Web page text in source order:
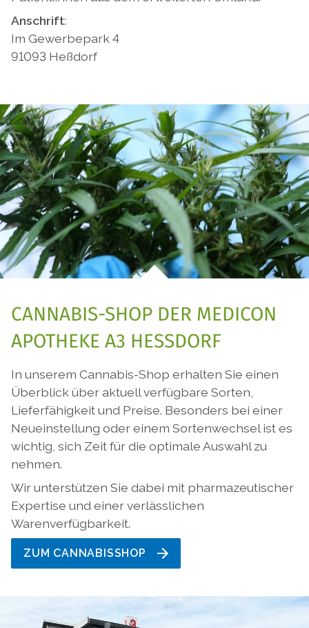
Anschrift:
Im Gewerbepark 4
91093 Heßdorf
CANNABIS-SHOP DER MEDICON
APOTHEKE A3 HESSDORF
In unserem Cannabis-Shop erhalten Sie einen
Überblick über aktuell verfügbare Sorten,
Lieferfähigkeit und Preise. Besonders bei einer
Neueinstellung oder einem Sortenwechsel ist es
wichtig, sich Zeit für die optimale Auswahl zu
nehmen.
Wir unterstützen Sie dabei mit pharmazeutischer
Expertise und einer verlässlichen
Warenverfügbarkeit.
ZUM CANNABISSHOP